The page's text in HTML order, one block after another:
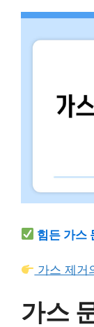
힘든 가스
가스 제거
가스